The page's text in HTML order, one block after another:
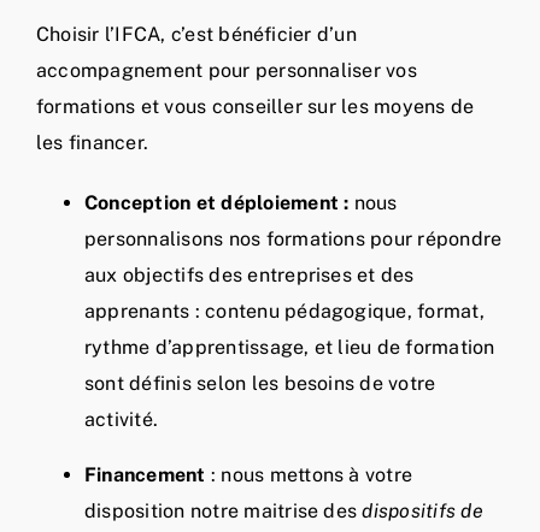
Choisir l’IFCA, c’est bénéficier d’un
accompagnement pour personnaliser vos
formations et vous conseiller sur les moyens de
les financer.
Conception et déploiement : nous
personnalisons nos formations pour répondre
aux objectifs des entreprises et des
apprenants : contenu pédagogique, format,
rythme d’apprentissage, et lieu de formation
sont définis selon les besoins de votre
activité.
Financement : nous mettons à votre
disposition notre maitrise desdispositifs de